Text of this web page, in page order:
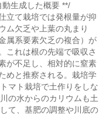
動生成した概要 **/
立て栽培では発根量が抑
ム欠乏や上葉の丸まり
属系要素欠乏の複合）が
これは根の先端で吸収さ
が不足し、相対的に窒素
めと推察される。栽培学
マト栽培で土作りをしな
の水からのカリウムも土
て、基肥の調整や川底の